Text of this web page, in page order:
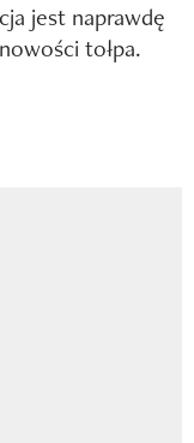
jest naprawdę
tołpa.